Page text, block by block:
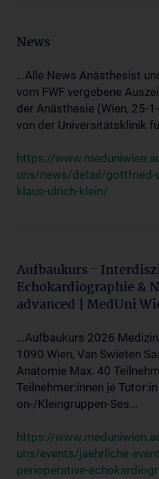
News
...Alle News Anästhesist
vom FWF vergebene
der Anästhesie (Wien, 25-
von der Universitätsklinik
https://
uns/news/detail/gottfried-
klaus-ulrich-klein/
Aufbaukurs -
Echokardiographie &
advanced | MedUni
...Aufbaukurs 2026
1090 Wien, Van Swieten
Anatomie Max. 40
Teilnehmer:innen je
on-/Kleingruppen-Ses...
https://
uns/events/jaehrliche-
perioperative-